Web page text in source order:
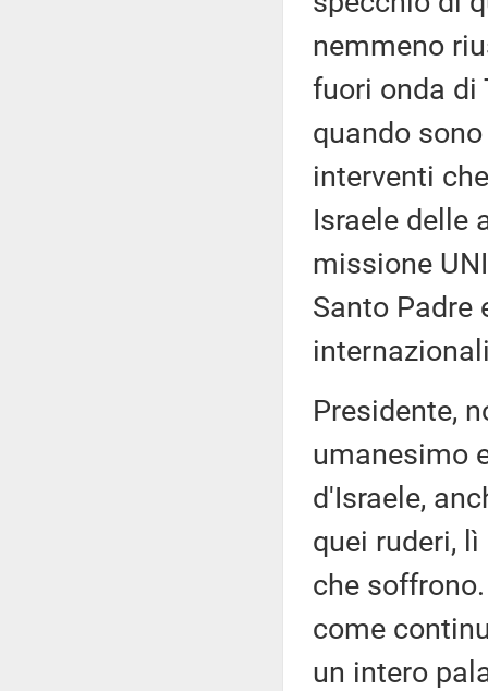
nemmeno
fuori onda di
quando
interventi
Israele delle
missione
Santo Padre
Presidente,
umanesimo
d'Israele,
quei ruderi,
che
come
un intero